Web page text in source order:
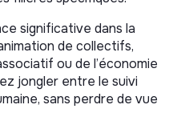
à la cohérence
et fait remonter les
et appui au
significative dans la
de collectifs,
ou de l’économie
jongler entre le suivi
sans perdre de vue